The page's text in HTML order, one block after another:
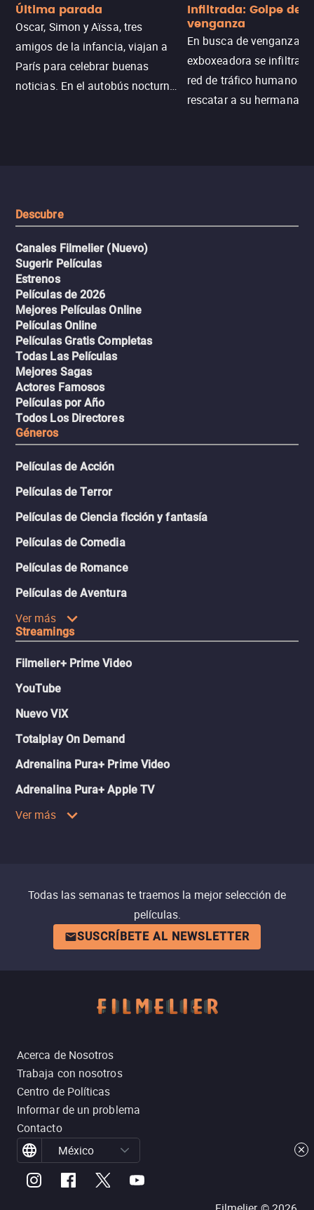
Última parada
Oscar, Simon y Aïssa, tres
amigos de la infancia, viajan a
París para celebrar buenas
noticias. En el autobús nocturno
Infiltrada: Golpe de
venganza
En busca de venganza,
exboxeadora se infiltra
red de tráfico humano
rescatar a su hermana
Descubre
Canales Filmelier (Nuevo)
Sugerir Películas
Estrenos
Películas de 2026
Mejores Películas Online
Películas Online
Películas Gratis Completas
Todas Las Películas
Mejores Sagas
Actores Famosos
Películas por Año
Todos Los Directores
Géneros
Películas de Acción
Películas de Terror
Películas de Ciencia ficción y fantasía
Películas de Comedia
Películas de Romance
Películas de Aventura
Ver más
Streamings
Filmelier+ Prime Video
YouTube
Nuevo ViX
Totalplay On Demand
Adrenalina Pura+ Prime Video
Adrenalina Pura+ Apple TV
Ver más
Todas las semanas te traemos la mejor selección de
películas.
SUSCRÍBETE AL NEWSLETTER
Acerca de Nosotros
Trabaja con nosotros
Centro de Políticas
Informar de un problema
Contacto
México